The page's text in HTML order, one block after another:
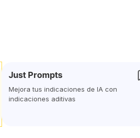
Just Prompts
Mejora tus indicaciones de IA con
indicaciones aditivas